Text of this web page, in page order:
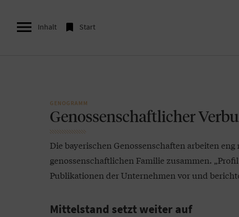
 Inhalt  Start
GENOGRAMM
Genossenschaftlicher
Die bayerischen Genossenschaften arbeiten
genossenschaftlichen Familie zusammen.
Publikationen der Unternehmen vor und
Mittelstand setzt weiter auf